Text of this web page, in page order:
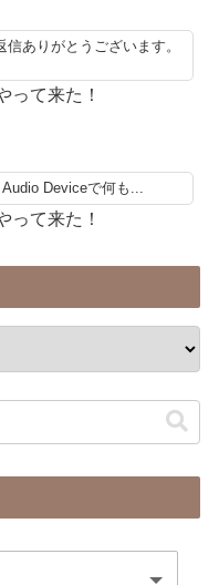
ありがとうございます。
って来た！
Deviceで何も...
って来た！